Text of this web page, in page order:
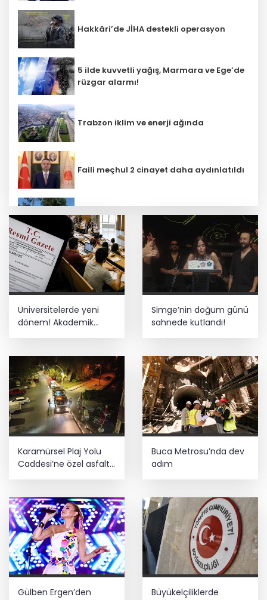
Hakkâri’de JİHA destekli operasyon
5 ilde kuvvetli yağış, Marmara ve Ege’de
rüzgar alarmı!
Trabzon iklim ve enerji ağında
Faili meçhul 2 cinayet daha aydınlatıldı
bilim insanlarını buluşturdu
CHP İstanbul’da yeni katılımlar... Gürsel
Tekin: Birlikte başaracağız
Bursa Büyükşehir Harmancık’ta da
yolları yeniliyor
Bursa Keles'te Fetih coşkusu
Üniversitelerde yeni
dönem! Akademik
sahtekârlığa hapis,
Simge’nin doğum günü
sahnede kutlandı!
Karamürsel Plaj Yolu
Caddesi’ne özel asfalt
Buca Metrosu’nda dev
adım
Gülben Ergen’den
Büyükelçiliklerde